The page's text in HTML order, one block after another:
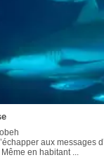
aux messages
en habitant ...